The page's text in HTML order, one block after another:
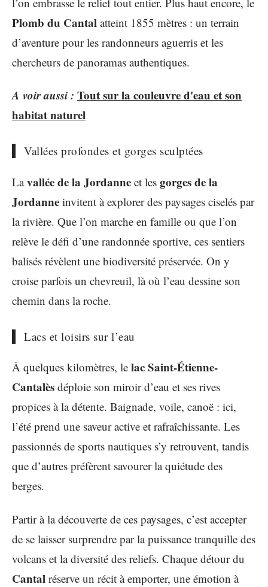
Plomb du Cantal atteint 1855 mètres : un terrain
d’aventure pour les randonneurs aguerris et les
chercheurs de panoramas authentiques.
A voir aussi : Tout sur la couleuvre d'eau et son
habitat naturel
Vallées profondes et gorges sculptées
Lavallée de la Jordanne et les gorges de la
Jordanne invitent à explorer des paysages ciselés par
la rivière. Que l’on marche en famille ou que l’on
relève le défi d’une randonnée sportive, ces sentiers
balisés révèlent une biodiversité préservée. On y
croise parfois un chevreuil, là où l’eau dessine son
chemin dans la roche.
Lacs et loisirs sur l’eau
À quelques kilomètres, le lac Saint-Étienne-
Cantalès déploie son miroir d’eau et ses rives
propices à la détente. Baignade, voile, canoë : ici,
l’été prend une saveur active et rafraîchissante. Les
passionnés de sports nautiques s’y retrouvent, tandis
que d’autres préfèrent savourer la quiétude des
berges.
Partir à la découverte de ces paysages, c’est accepter
de se laisser surprendre par la puissance tranquille des
volcans et la diversité des reliefs. Chaque détour du
Cantal réserve un récit à emporter, une émotion à